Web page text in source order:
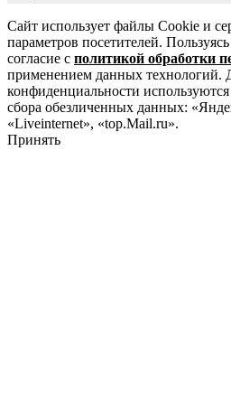
Сайт использует файлы Cookie и
параметров посетителей.
согласие с политикой обработки
применением данных технологий.
конфиденциальности
сбора обезличенных данных:
«Liveinternet», «top.Mail.ru».
Принять